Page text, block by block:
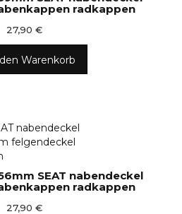
radkappen
27,90 €
Warenkorb
SEAT nabendeckel
radkappen
27,90 €